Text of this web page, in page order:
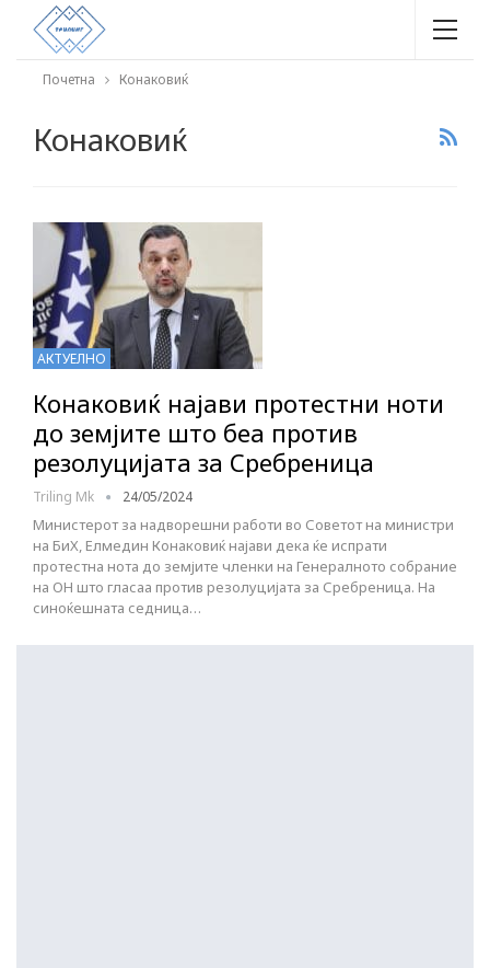
Почетна Конаковиќ
Конаковиќ
АКТУЕЛНО
Конаковиќ најави протестни ноти
до земјите што беа против
резолуцијата за Сребреница
Triling Mk 24/05/2024
Министерот за надворешни работи во Советот на министри
на БиХ, Елмедин Конаковиќ најави дека ќе испрати
протестна нота до земјите членки на Генералното собрание
на ОН што гласаа против резолуцијата за Сребреница. На
синоќешната седница…